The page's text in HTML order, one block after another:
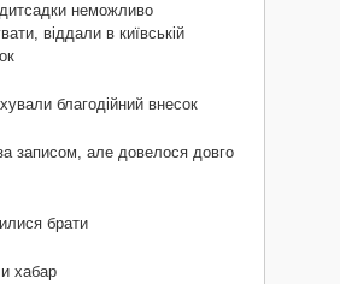
неможливо
віддали в київській
благодійний внесок
записом, але довелося довго
брати
хабар